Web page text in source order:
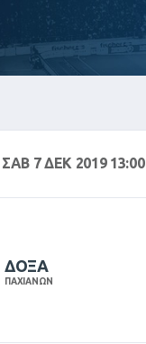
ΣΑΒ 7 ΔΕΚ 2019 13:00
ΔΟΞΑ
ΠΑΧΙΑΝΩΝ